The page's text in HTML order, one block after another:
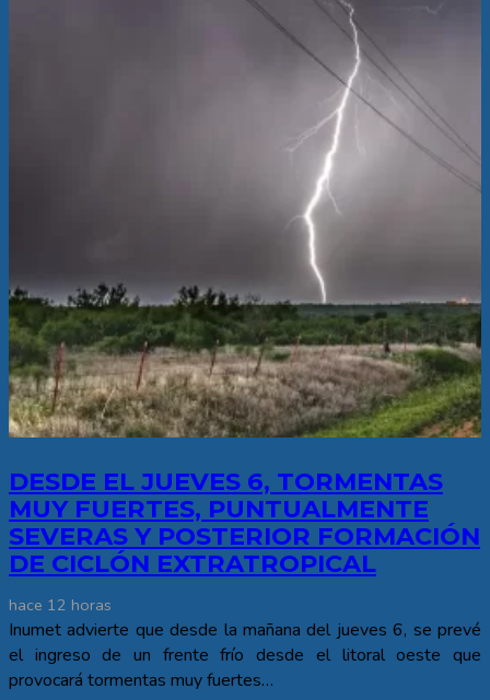
DESDE EL JUEVES 6, TORMENTAS
MUY FUERTES, PUNTUALMENTE
SEVERAS Y POSTERIOR FORMACIÓN
DE CICLÓN EXTRATROPICAL
hace 12 horas
Inumet advierte que desde la mañana del jueves 6, se prevé
el ingreso de un frente frío desde el litoral oeste que
provocará tormentas muy fuertes…